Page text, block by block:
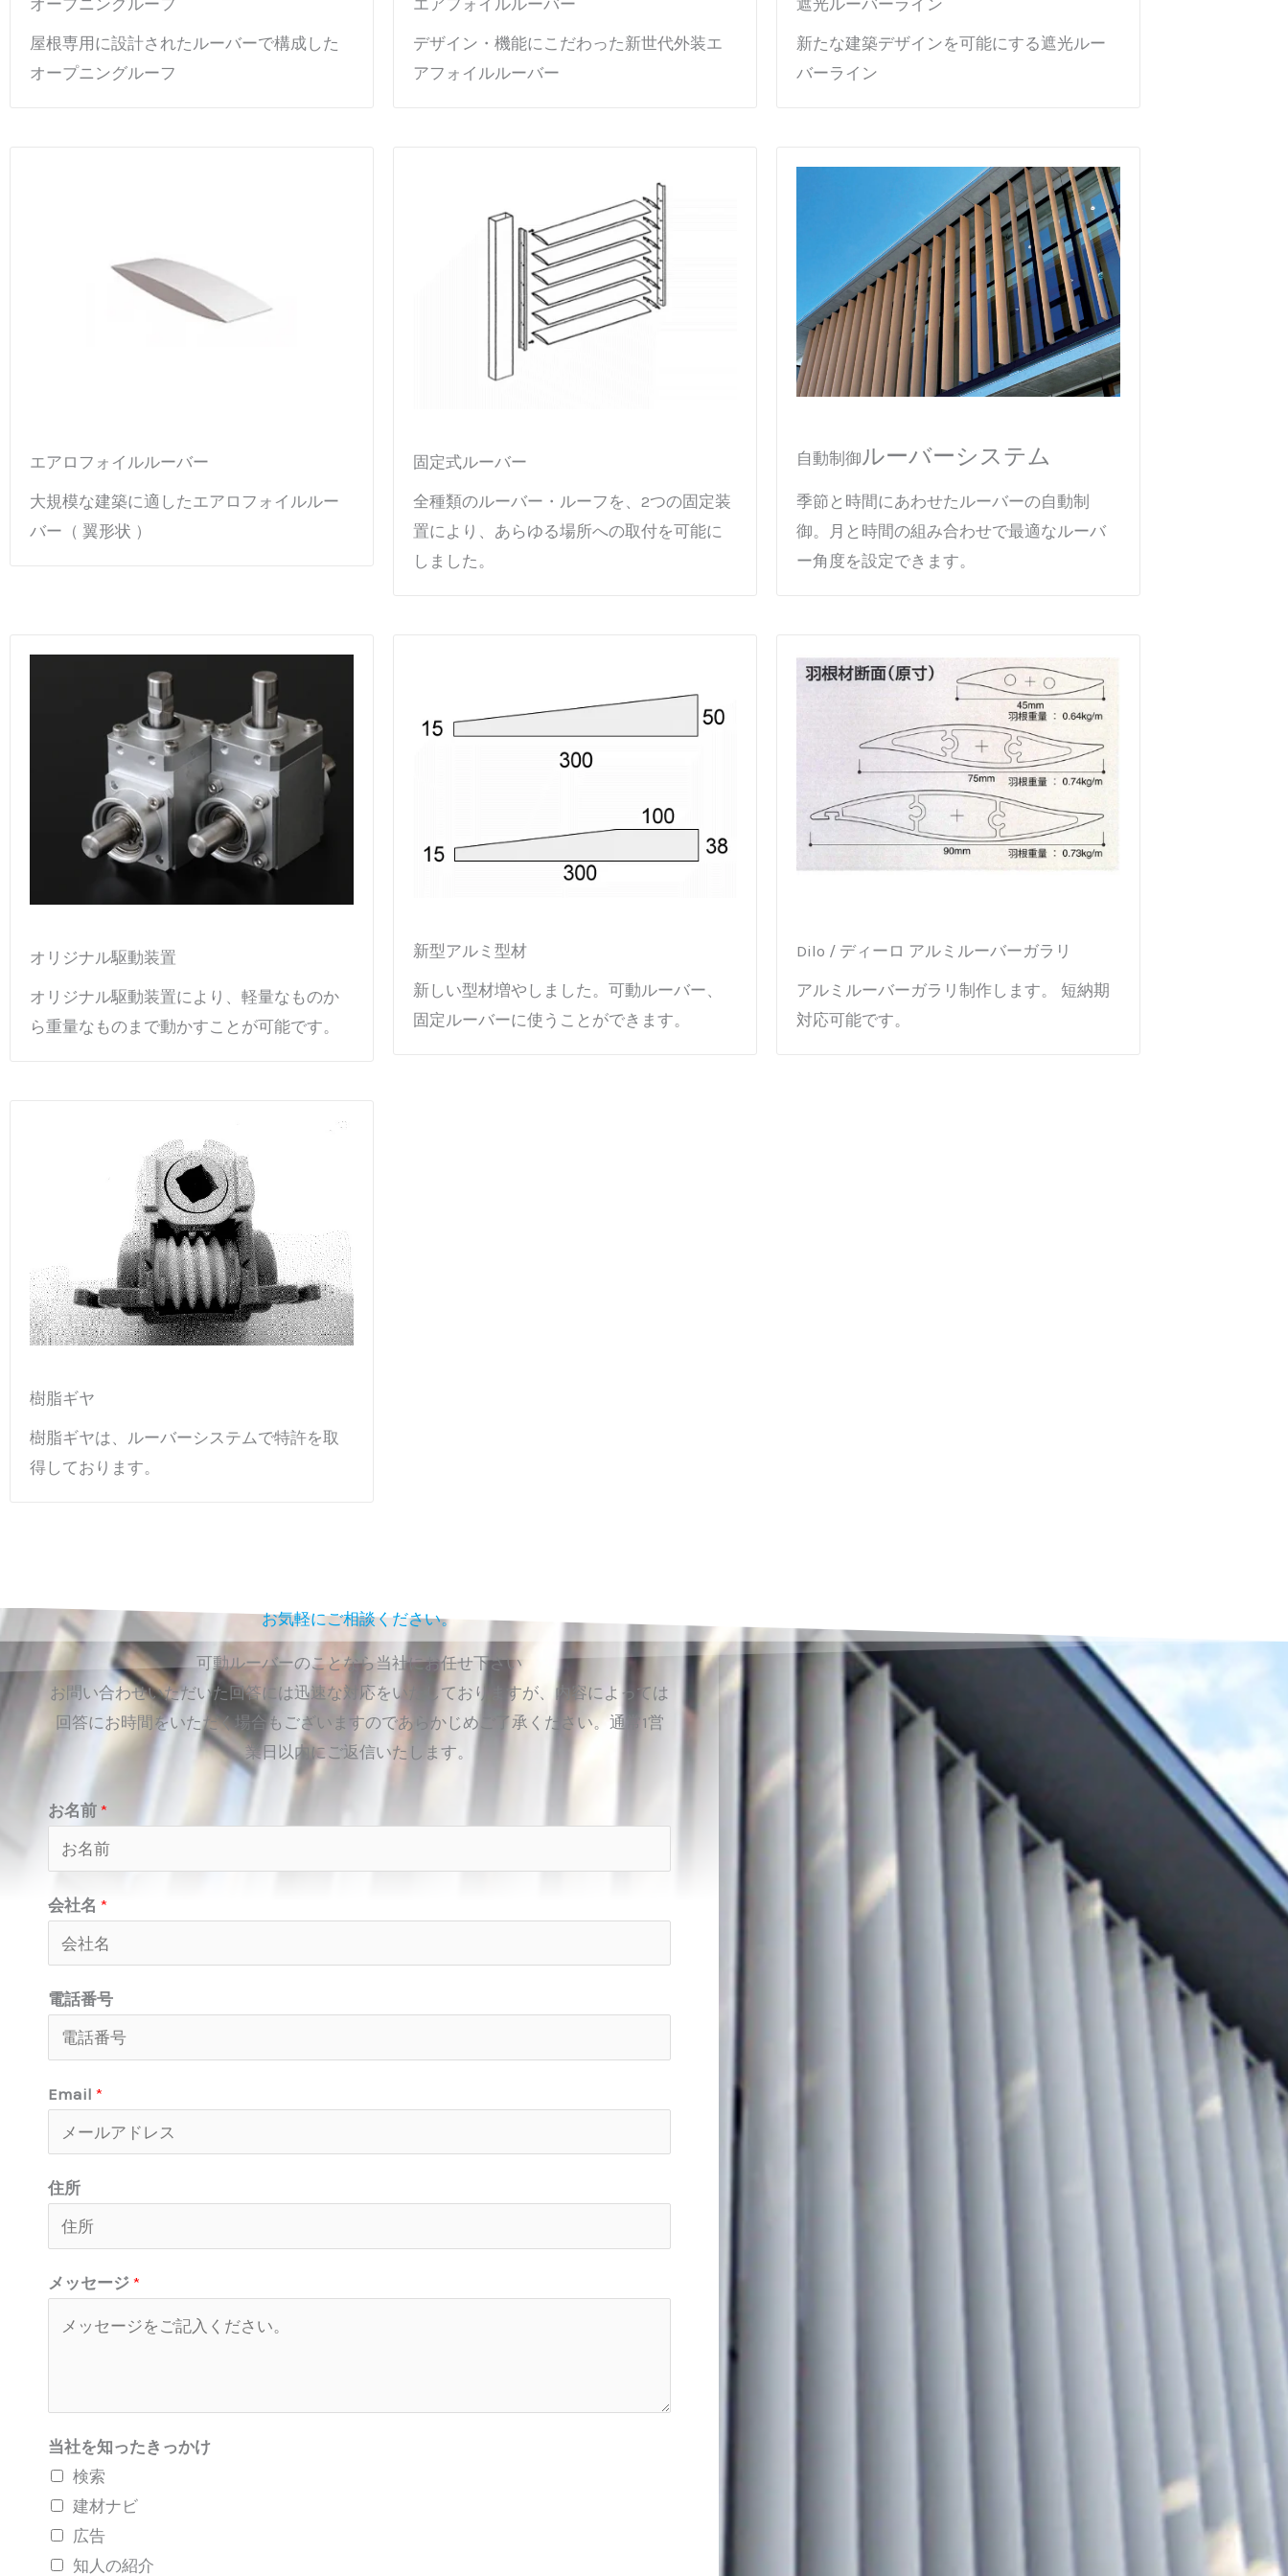
屋根専用に設計されたルーバーで構成した
オープニングルーフ
デザイン・機能にこだわった新世代外装エ
アフォイルルーバー
新たな建築デザインを可能にする遮光ルー
バーライン
エアロフォイルルーバー
大規模な建築に適したエアロフォイルルー
バー（ 翼形状 ）
固定式ルーバー
全種類のルーバー・ルーフを、2つの固定装
置により、あらゆる場所への取付を可能に
しました。
自動制御ルーバーシステム
季節と時間にあわせたルーバーの自動制
御。月と時間の組み合わせで最適なルーバ
ー角度を設定できます。
オリジナル駆動装置
オリジナル駆動装置により、軽量なものか
ら重量なものまで動かすことが可能です。
新型アルミ型材
新しい型材増やしました。可動ルーバー、
固定ルーバーに使うことができます。
Dilo / ディーロ アルミルーバーガラリ
アルミルーバーガラリ制作します。 短納期
対応可能です。
樹脂ギヤ
樹脂ギヤは、ルーバーシステムで特許を取
得しております。
お気軽にご相談ください。
可動ルーバーのことなら当社にお任せ下さい
お問い合わせいただいた回答には迅速な対応をいたしておりますが、内容によっては
回答にお時間をいただく場合もございますのであらかじめご了承ください。通常1営
業日以内にご返信いたします。
お名前 *
会社名 *
電話番号
Email *
住所
メッセージ *
当社を知ったきっかけ
検索
建材ナビ
広告
知人の紹介